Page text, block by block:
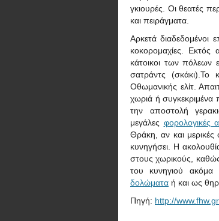
γκιουρές. Οι θεατές
και πειράγματα.
Αρκετά διαδεδομένοι
κοκορομαχίες.
κάτοικοι των πόλεων
σατράντς (σκάκι).Το
Οθωμανικής ελίτ.
χωριά ή συγκεκριμένα
την αποστολή
μεγάλες φορολογικές
Θράκη, αν και
κυνηγήσει. Η
στους χωρικούς,
του κυνηγιού
δολώματα ή και ως
Πηγή: http://